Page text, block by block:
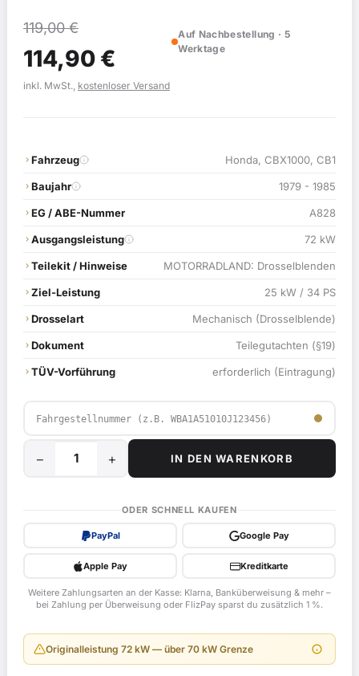
119,00€
Ursprünglicher
Preis
119,00 €
114,90 € Aktueller
Preis
Auf Nachbestellung · 5
Werktage
inkl. MwSt., kostenloser Versand
Fahrzeug Honda, CBX1000, CB1
Baujahr 1979 - 1985
EG / ABE-Nummer A828
Ausgangsleistung 72 kW
Teilekit / Hinweise MOTORRADLAND: Drosselblenden
Ziel-Leistung 25 kW / 34 PS
Drosselart Mechanisch (Drosselblende)
Dokument Teilegutachten (§19)
TÜV-Vorführung erforderlich (Eintragung)
Honda
CB1
ab
− + IN DEN WARENKORB
ODER SCHNELL KAUFEN
PayPal Google Pay
Apple Pay Kreditkarte
Weitere Zahlungsarten an der Kasse: Klarna, Banküberweisung & mehr –
bei Zahlung per Überweisung oder FlizPay sparst du zusätzlich 1 %.
Originalleistung 72 kW — über 70 kW Grenze